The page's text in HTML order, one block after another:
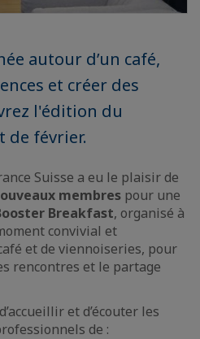
autour d’un café,
et créer des
l'édition du
de février.
Suisse a eu le plaisir de
membres pour une
Breakfast, organisé à
convivial et
et de viennoiseries, pour
rencontres et le partage
et d’écouter les
de :